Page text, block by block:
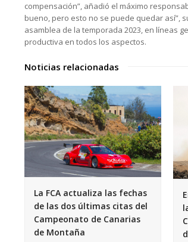
compensación”, añadió el máximo
bueno, pero esto no se puede quedar así”,
asamblea de la temporada 2023, en líneas
productiva en todos los aspectos.
Noticias relacionadas
La FCA actualiza las fechas
de las dos últimas citas del
Campeonato de Canarias
de Montaña